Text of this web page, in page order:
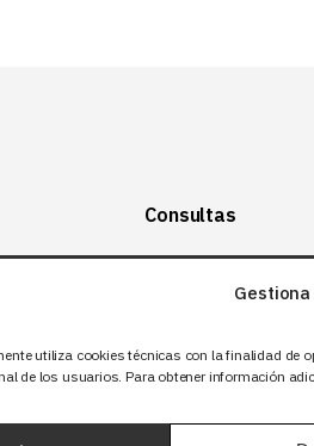
utiliza cookies técnicas con la finalidad de
de los usuarios. Para obtener información
Consultas
+34 966 28 88
12
info@bjflighting.com